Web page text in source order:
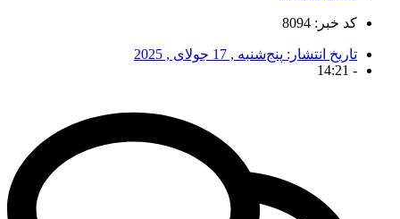
کد خبر: 8094
تاریخ انتشار: پنج‌شنبه , 17 جولای , 2025
-
14:21